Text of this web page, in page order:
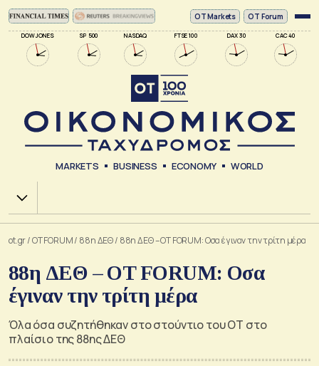
DOW JONES SP 500 NASDAQ FTSE 100 DAX 30 CAC 40
ΟΤ Markets OT Forum
MARKETS BUSINESS ECONOMY WORLD
Χ.Α.
ot.gr/OT FORUM/ 88η ΔΕΘ/ 88η ΔΕΘ – OT FORUM: Οσα έγιναν την τρίτη μέρα
88η ΔΕΘ – OT FORUM: Οσα
έγιναν την τρίτη μέρα
Όλα όσα συζητήθηκαν στο στούντιο του ΟΤ στο
πλαίσιο της 88ης ΔΕΘ